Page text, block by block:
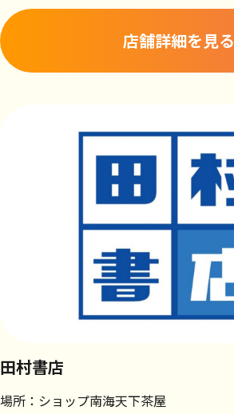
店舗詳細を見る
田村書店
場所：ショップ南海天下茶屋